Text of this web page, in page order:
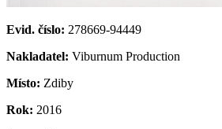
Evid. číslo: 278669-94449
Nakladatel: Viburnum Production
Místo: Zdiby
Rok: 2016